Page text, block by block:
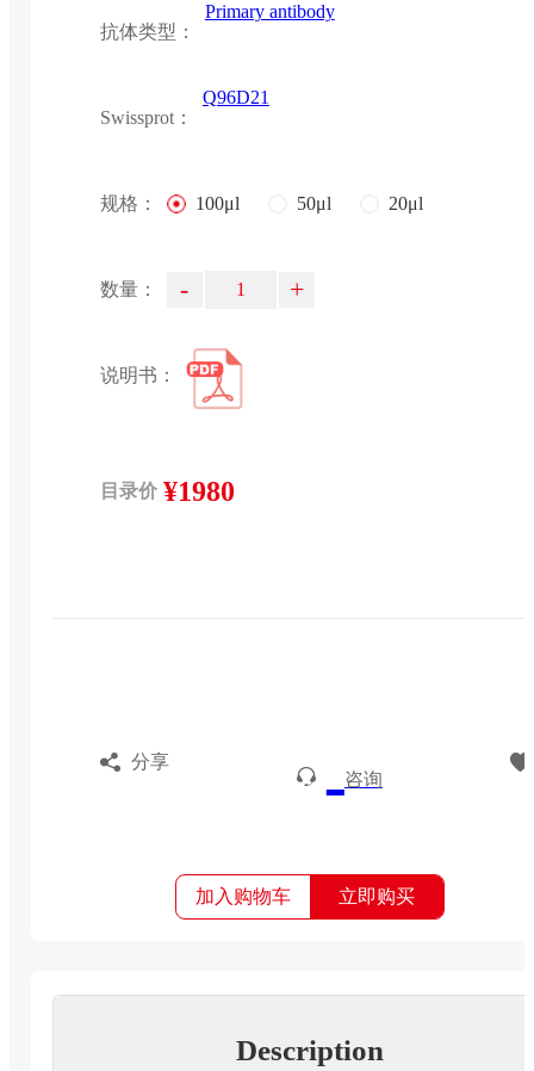
抗体类型：
Primary antibody
Swissprot：
Q96D21
规格： 100μl 50μl 20μl
数量： - +
说明书：
目录价 ¥1980
分享
咨询
加入购物车 立即购买
Description